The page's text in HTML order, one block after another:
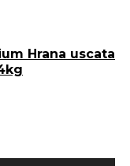
Hrana uscata